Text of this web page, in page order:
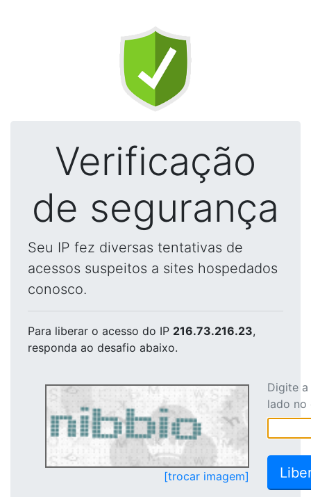
Verificação
de segurança
Seu IP fez diversas tentativas de
acessos suspeitos a sites hospedados
conosco.
Para liberar o acesso do IP 216.73.216.23,
responda ao desafio abaixo.
[trocar imagem]
Digite
lado no